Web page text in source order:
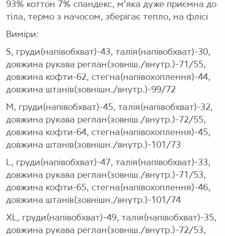
93% коттон 7% спандекс, м'яка дуже приємна до
тіла, термо з начосом, зберігає тепло, на флісі
Виміри:
S, груди(напівобхват)-43, талія(напівобхват)-30,
довжина рукава реглан(зовніш./внутр.)-71/55,
довжина кофти-62, стегна(напівохоплення)-44,
довжина штанів(зовнішн./внутр.)-99/72
M, груди(напівобхват)-45, талія(напівобхват)-32,
довжина рукава реглан(зовніш./внутр.)-72/55,
довжина кофти-64, стегна(напівохоплення)-45,
довжина штанів(зовнішн./внутр.)-101/73
L, груди(напівобхват)-47, талія(напівобхват)-33,
довжина рукава реглан(зовніш./внутр.)-71/53,
довжина кофти-65, стегна(напівохоплення)-46,
довжина штанів(зовнішн./внутр.)-101/74
XL, груди(напівобхват)-49, талія(напівобхват)-35,
довжина рукава реглан(зовніш./внутр.)-72/53,